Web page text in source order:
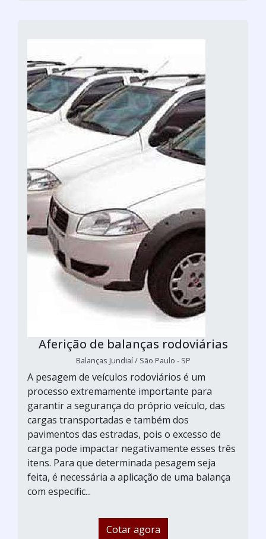
Aferição de balanças rodoviárias
Balanças Jundiaí / São Paulo - SP
A pesagem de veículos rodoviários é um
processo extremamente importante para
garantir a segurança do próprio veículo, das
cargas transportadas e também dos
pavimentos das estradas, pois o excesso de
carga pode impactar negativamente esses três
itens. Para que determinada pesagem seja
feita, é necessária a aplicação de uma balança
com especific...
Cotar agora